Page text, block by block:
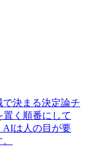
決まる決定論チ
く順番にして
AIは人の目が要